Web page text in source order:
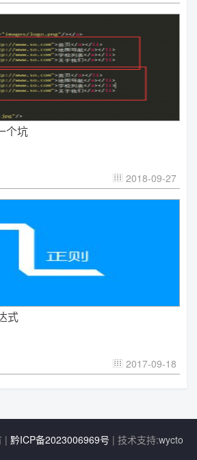
个坑
 2018-09-27
式
 2017-09-18
| 黔ICP备2023006969号 | 技术支持:wycto